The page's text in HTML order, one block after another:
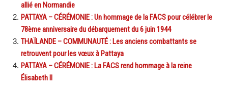
allié en Normandie
PATTAYA – CÉRÉMONIE : Un hommage de la FACS pour célébrer le
78ème anniversaire du débarquement du 6 juin 1944
THAÏLANDE – COMMUNAUTÉ : Les anciens combattants se
retrouvent pour les vœux à Pattaya
PATTAYA – CÉRÉMONIE : La FACS rend hommage à la reine
Élisabeth II